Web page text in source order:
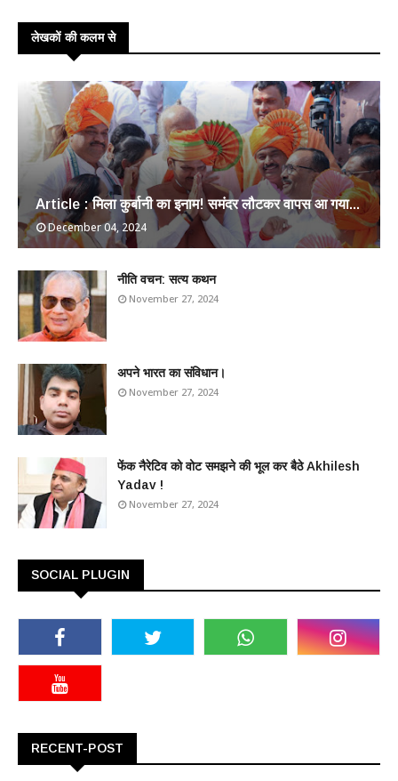
लेखकों की कलम से
Article : मिला कुर्बानी का इनाम! समंदर लौटकर वापस आ गया...
December 04, 2024
​नीति वचन: सत्य कथन
November 27, 2024
अपने भारत का संविधान।
November 27, 2024
फेंक नैरेटिव को वोट समझने की भूल कर बैठे Akhilesh
Yadav !
November 27, 2024
SOCIAL PLUGIN
RECENT-POST